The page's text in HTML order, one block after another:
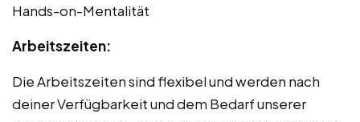
Hands-on-Mentalität
Arbeitszeiten:
Die Arbeitszeiten sind flexibel und werden nach
deiner Verfügbarkeit und dem Bedarf unserer